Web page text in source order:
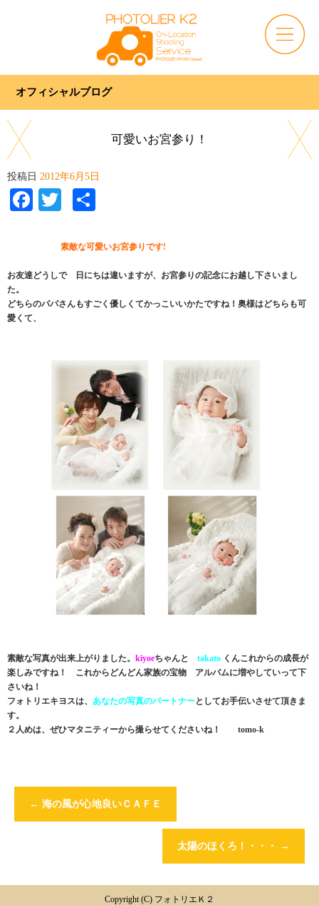
オフィシャルブログ
可愛いお宮参り！
投稿日 2012年6月5日
Facebook
Twitter
素敵な可愛いお宮参りです!
お友達どうしで 日にちは違いますが、お宮参りの記念にお越し下さいまし
た。
どちらのパパさんもすごく優しくてかっこいいかたですね！奥様はどちらも可
愛くて、
素敵な写真が出来上がりました。 kiyoeちゃんと takato くんこれからの成長が
楽しみですね！ これからどんどん家族の宝物 アルバムに増やしていって下
さいね！
フォトリエキヨスは、 あなたの写真のパートナーとしてお手伝いさせて頂きま
す。
２人めは、ぜひマタニティーから撮らせてくださいね！ tomo-k
← 海の風が心地良いＣＡＦＥ
太陽のほくろ！・・・ →
Copyright (C) フォトリエＫ２